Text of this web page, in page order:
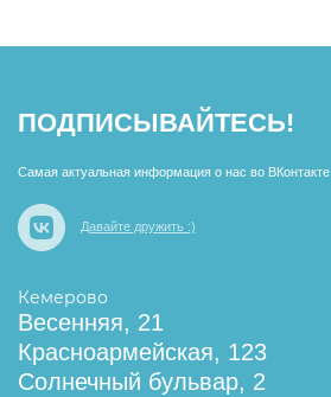
ПОДПИСЫВАЙТЕСЬ!
Самая актуальная информация о нас во ВКонтакте
Давайте дружить :)
Кемерово
Весенняя, 21
Красноармейская, 123
Солнечный бульвар, 2